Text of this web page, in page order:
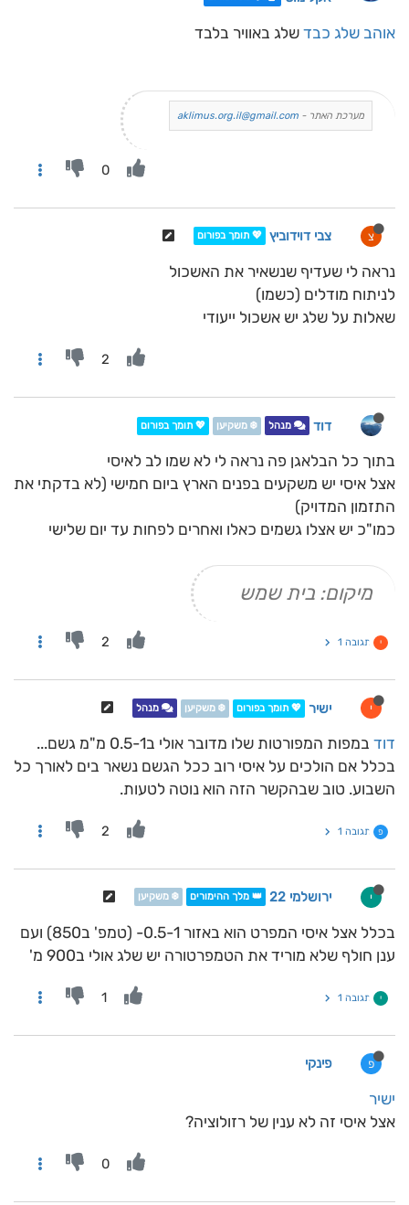
אוהב שלג כבד שלג באוויר בלבד
מערכת האתר - aklimus.org.il@gmail.com
0
צ צבי דוידוביץ 💖 תומך בפורום
נראה לי שעדיף שנשאיר את האשכול
לניתוח מודלים (כשמו)
שאלות על שלג יש אשכול ייעודי
2
דוד מנהל ❄️ משקיען 💖 תומך בפורום
בתוך כל הבלאגן פה נראה לי לא שמו לב לאיסי
אצל איסי יש משקעים בפנים הארץ ביום חמישי (לא בדקתי את
התזמון המדויק)
כמו"כ יש אצלו גשמים כאלו ואחרים לפחות עד יום שלישי
מיקום: בית שמש
י תגובה 1 2
י ישיר 💖 תומך בפורום ❄️ משקיען מנהל
דוד במפות המפורטות שלו מדובר אולי ב0.5-1 מ"מ גשם...
בכלל אם הולכים על איסי רוב ככל הגשם נשאר בים לאורך כל
השבוע. טוב שבהקשר הזה הוא נוטה לטעות.
פ תגובה 1 2
י ירושלמי 22 👑 מלך ההימורים ❄️ משקיען
בכלל אצל איסי המפרט הוא באזור 0.5-1- (טמפ' ב850) ועם
ענן חולף שלא מוריד את הטמפרטורה יש שלג אולי ב900 מ'
י תגובה 1 1
פ פינקי
ישיר
אצל איסי זה לא ענין של רזולוציה?
0